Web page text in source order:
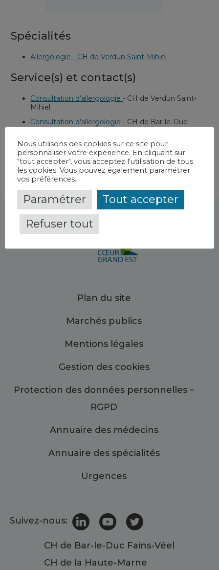
Spécialités
Allergologie - CH de Verdun Saint-Mihiel
Service(s) et contact(s)
Consultation d’allergologie - CH de Verdun Saint-
Mihiel
Consultation d’allergologie - CH de Bar-le-Duc
Plan du site
Marchés publics
Mentions légales
Gestion des cookies
Protection des données personnelles –
RGPD
Annuaire des médecins
Annuaire des spécialités
Urgences
Suivez-nous:
CH de Bar-le-Duc Fains-Véel
CH de la Haute-Marne
Nous utilisons des cookies sur ce site pour
personnaliser votre expérience. En cliquant sur
"tout accepter", vous acceptez l'utilisation de tous
les cookies. Vous pouvez également paramétrer
vos préférences.
Paramétrer
Tout accepter
Refuser tout